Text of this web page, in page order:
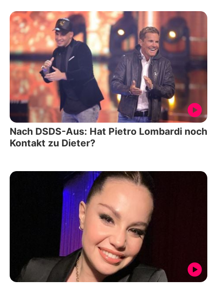
Nach DSDS-Aus: Hat Pietro Lombardi noch
Kontakt zu Dieter?